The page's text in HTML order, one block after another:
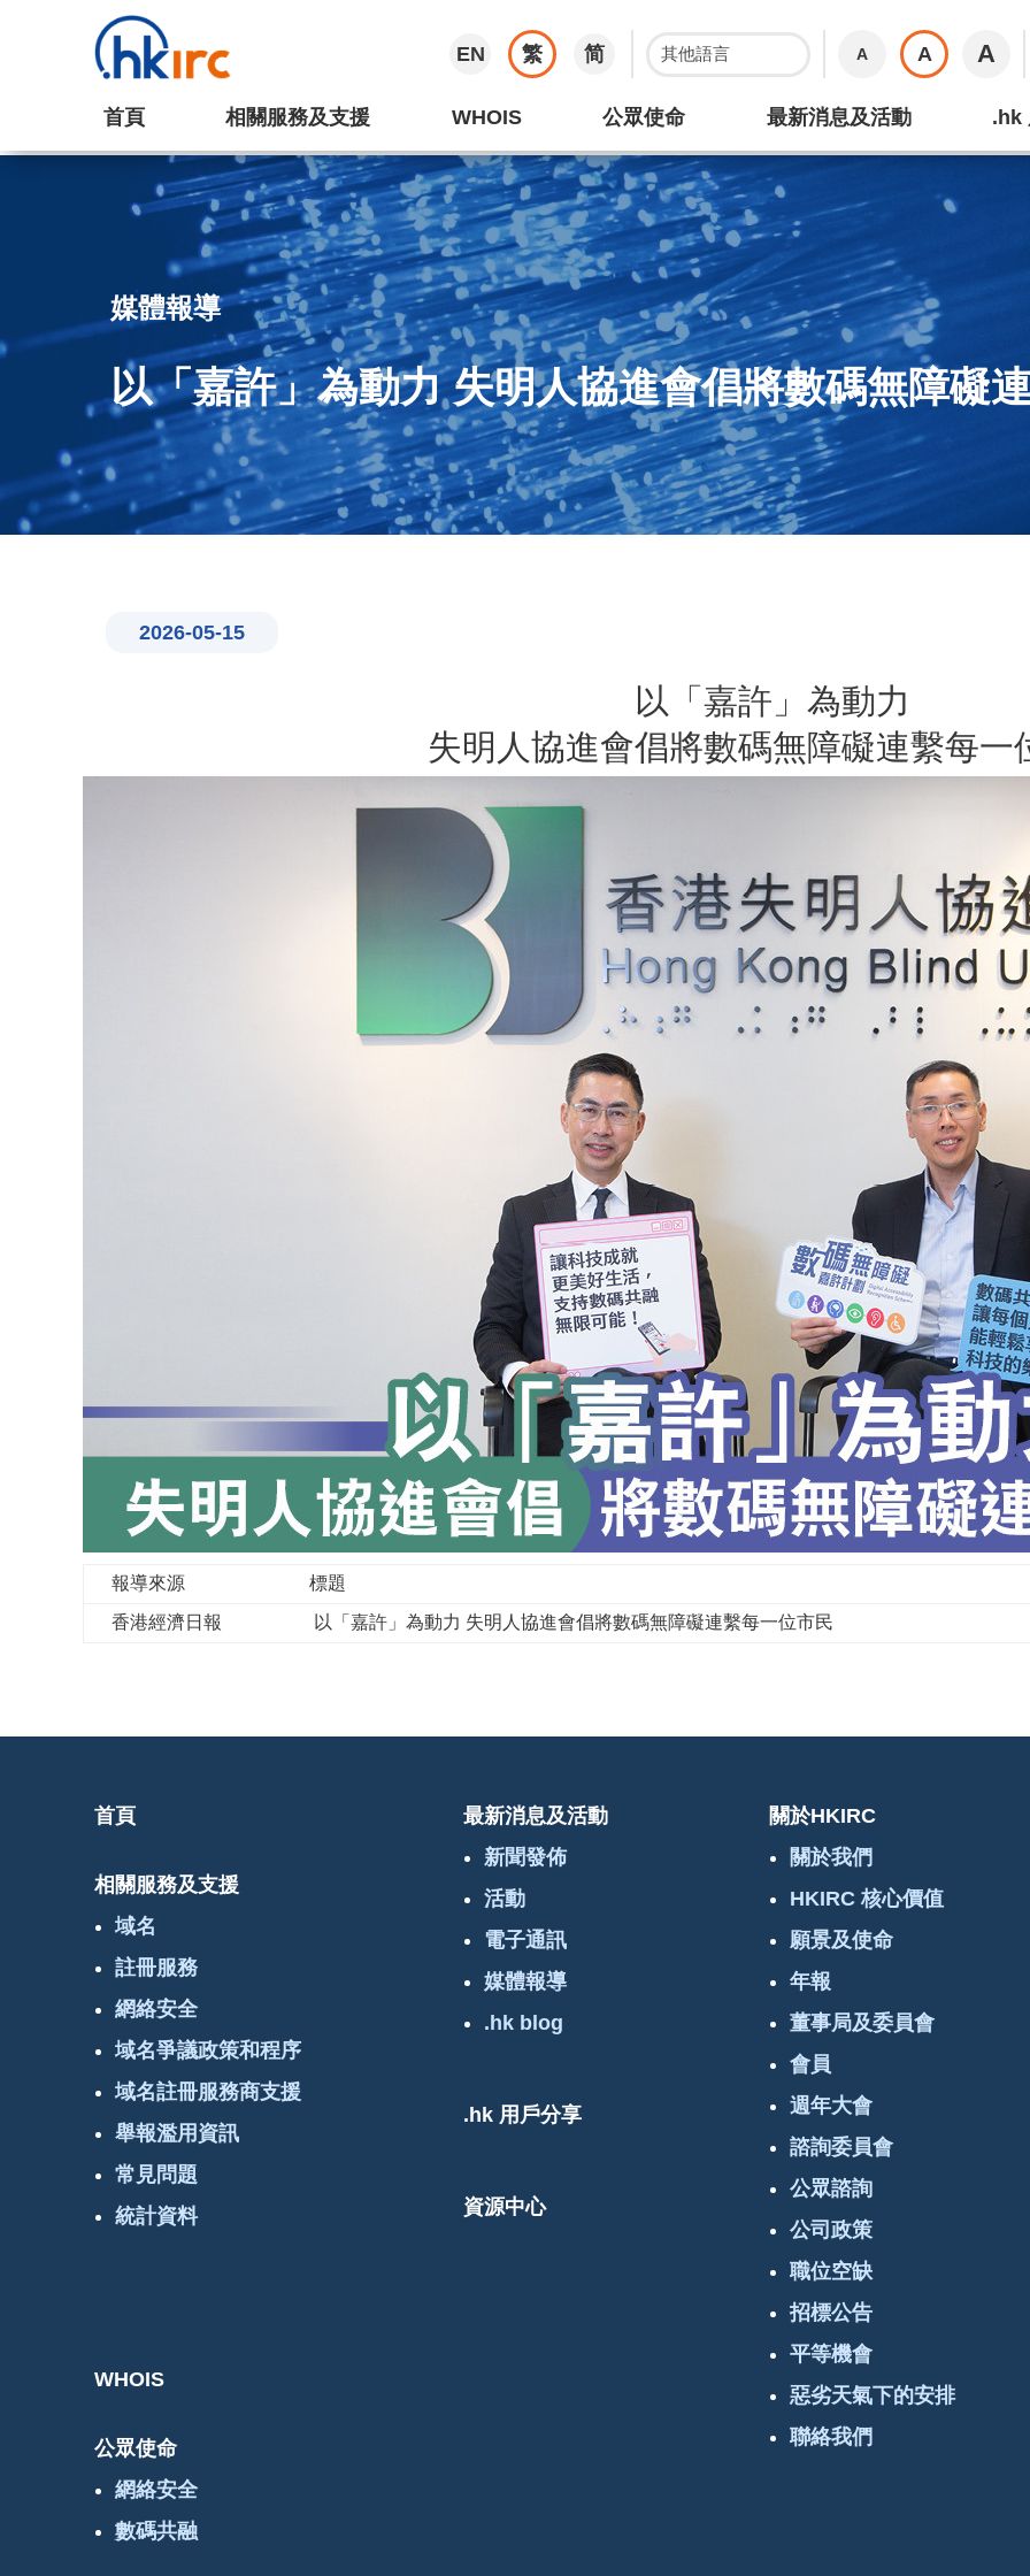
EN 繁 简 A A A
首頁 相關服務及支援 WHOIS 公眾使命 最新消息及活動 .hk
媒體報導
以「嘉許」為動力 失明人協進會倡將數碼無障礙
2026-05-15
以「嘉許」為動力
失明人協進會倡將數碼無障礙連繫每一
報導來源
標題
香港經濟日報
以「嘉許」為動力 失明人協進會倡將數碼無障礙連繫每一位市民
首頁
相關服務及支援
域名
註冊服務
網絡安全
域名爭議政策和程序
域名註冊服務商支援
舉報濫用資訊
常見問題
統計資料
WHOIS
公眾使命
網絡安全
數碼共融
最新消息及活動
新聞發佈
活動
電子通訊
媒體報導
.hk blog
.hk 用戶分享
資源中心
關於HKIRC
關於我們
HKIRC 核心價值
願景及使命
年報
董事局及委員會
會員
週年大會
諮詢委員會
公眾諮詢
公司政策
職位空缺
招標公告
平等機會
惡劣天氣下的安排
聯絡我們